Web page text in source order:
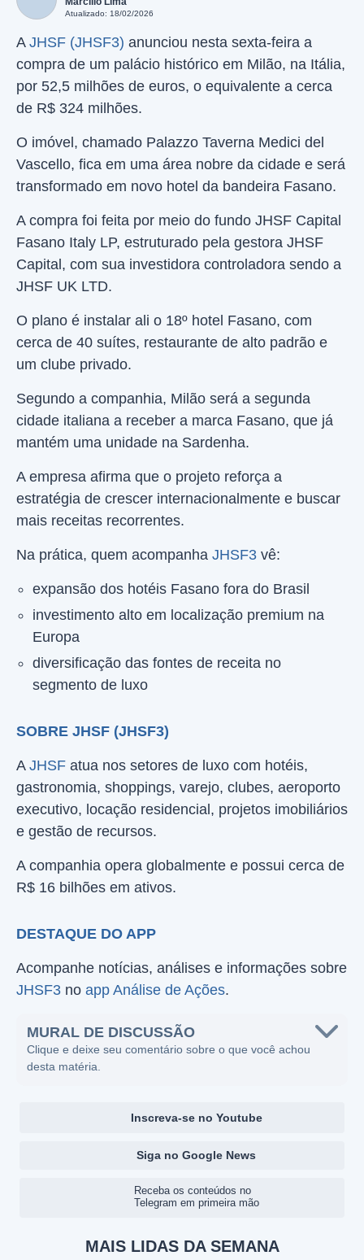
Atualizado: 18/02/2026
A JHSF (JHSF3) anunciou nesta sexta-feira a
compra de um palácio histórico em Milão, na Itália,
por 52,5 milhões de euros, o equivalente a cerca
de R$ 324 milhões.
O imóvel, chamado Palazzo Taverna Medici del
Vascello, fica em uma área nobre da cidade e será
transformado em novo hotel da bandeira Fasano.
A compra foi feita por meio do fundo JHSF Capital
Fasano Italy LP, estruturado pela gestora JHSF
Capital, com sua investidora controladora sendo a
JHSF UK LTD.
O plano é instalar ali o 18º hotel Fasano, com
cerca de 40 suítes, restaurante de alto padrão e
um clube privado.
Segundo a companhia, Milão será a segunda
cidade italiana a receber a marca Fasano, que já
mantém uma unidade na Sardenha.
A empresa afirma que o projeto reforça a
estratégia de crescer internacionalmente e buscar
mais receitas recorrentes.
Na prática, quem acompanha JHSF3 vê:
expansão dos hotéis Fasano fora do Brasil
investimento alto em localização premium na
Europa
diversificação das fontes de receita no
segmento de luxo
SOBRE JHSF (JHSF3)
A JHSF atua nos setores de luxo com hotéis,
gastronomia, shoppings, varejo, clubes, aeroporto
executivo, locação residencial, projetos imobiliários
e gestão de recursos.
A companhia opera globalmente e possui cerca de
R$ 16 bilhões em ativos.
DESTAQUE DO APP
Acompanhe notícias, análises e informações sobre
JHSF3 no app Análise de Ações.
MURAL DE DISCUSSÃO
Clique e deixe seu comentário sobre o que você achou
desta matéria.
Inscreva-se no Youtube
Siga no Google News
Receba os conteúdos no
Telegram em primeira mão
MAIS LIDAS DA SEMANA